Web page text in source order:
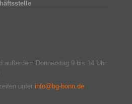
außerdem Donnerstag 9 bis 14 Uhr
unter info@bg-bonn.de